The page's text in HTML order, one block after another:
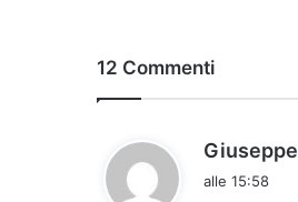
12 Commenti
alle 15:58